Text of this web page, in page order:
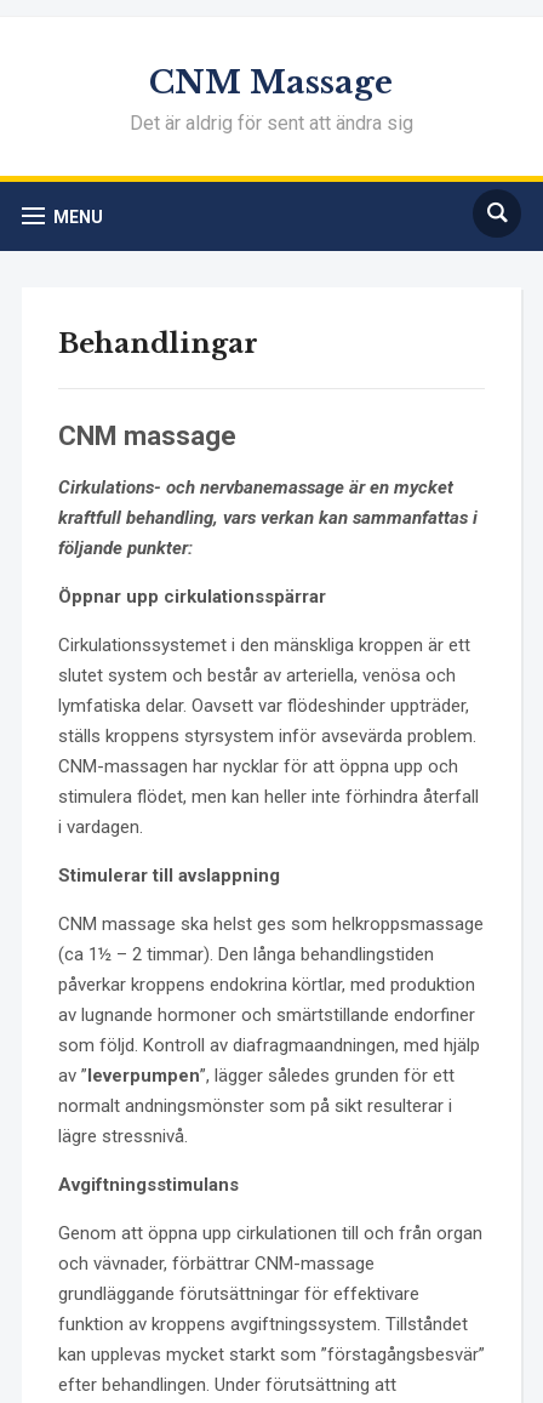
CNM Massage
Det är aldrig för sent att ändra sig
MENU
Behandlingar
CNM massage
Cirkulations- och nervbanemassage är en mycket
kraftfull behandling, vars verkan kan sammanfattas i
följande punkter:
Öppnar upp cirkulationsspärrar
Cirkulationssystemet i den mänskliga kroppen är ett
slutet system och består av arteriella, venösa och
lymfatiska delar. Oavsett var flödeshinder uppträder,
ställs kroppens styrsystem inför avsevärda problem.
CNM-massagen har nycklar för att öppna upp och
stimulera flödet, men kan heller inte förhindra återfall
i vardagen.
Stimulerar till avslappning
CNM massage ska helst ges som helkroppsmassage
(ca 1½ – 2 timmar). Den långa behandlingstiden
påverkar kroppens endokrina körtlar, med produktion
av lugnande hormoner och smärtstillande endorfiner
som följd. Kontroll av diafragmaandningen, med hjälp
av ”leverpumpen”, lägger således grunden för ett
normalt andningsmönster som på sikt resulterar i
lägre stressnivå.
Avgiftningsstimulans
Genom att öppna upp cirkulationen till och från organ
och vävnader, förbättrar CNM-massage
grundläggande förutsättningar för effektivare
funktion av kroppens avgiftningssystem. Tillståndet
kan upplevas mycket starkt som ”förstagångsbesvär”
efter behandlingen. Under förutsättning att